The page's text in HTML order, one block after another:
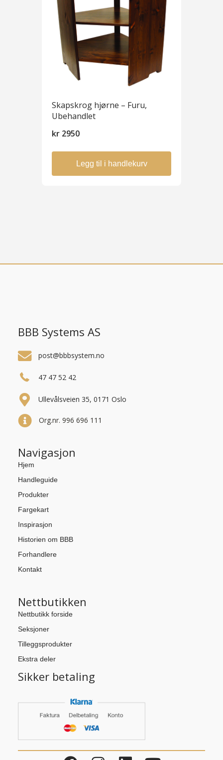
Skapskrog hjørne – Furu,
Ubehandlet
kr 2950
Legg til i handlekurv
BBB Systems AS
post@bbbsystem.no
47 47 52 42
Ullevålsveien 35, 0171 Oslo
Org.nr. 996 696 111
Navigasjon
Hjem
Handleguide
Produkter
Fargekart
Inspirasjon
Historien om BBB
Forhandlere
Kontakt
Nettbutikken
Nettbutikk forside
Seksjoner
Tilleggsprodukter
Ekstra deler
Sikker betaling